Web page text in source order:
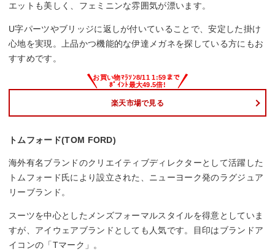
エットも美しく、フェミニンな雰囲気が漂います。
U字パーツやブリッジに返しが付いていることで、安定した掛け
心地を実現。上品かつ機能的な伊達メガネを探している方にもお
すすめです。
楽天市場で見る
トムフォード(TOM FORD)
海外有名ブランドのクリエイティブディレクターとして活躍した
トムフォード氏により設立された、ニューヨーク発のラグジュア
リーブランド。
スーツを中心としたメンズフォーマルスタイルを得意としていま
すが、アイウェアブランドとしても人気です。目印はブランドア
イコンの「Tマーク」。